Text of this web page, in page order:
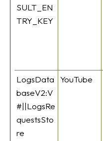
SULT_EN
TRY_KEY
LogsData
baseV2:V
#||LogsRe
questsSto
re
YouTube